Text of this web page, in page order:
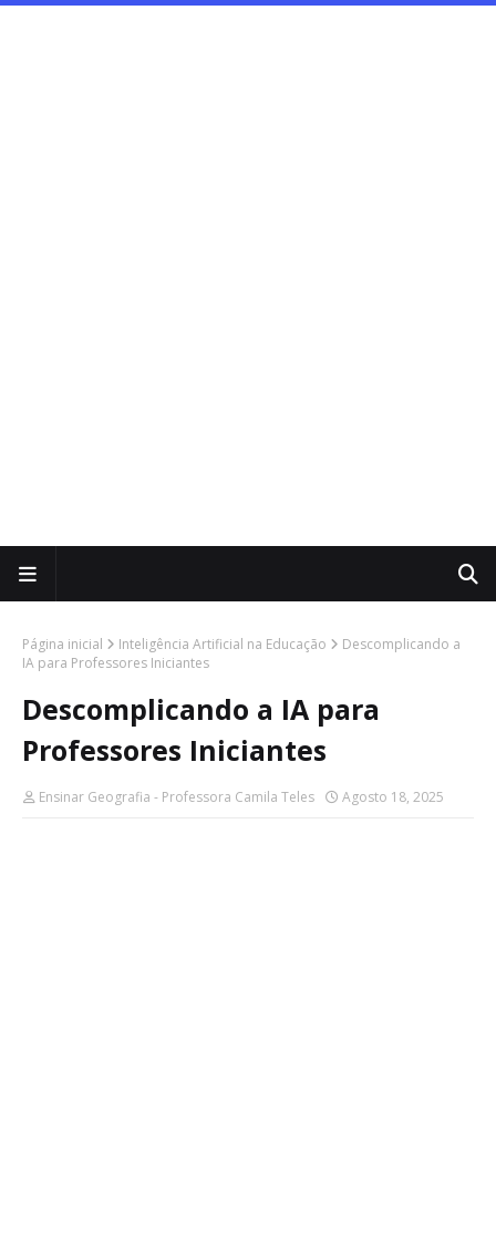
Página inicial Inteligência Artificial na Educação
Descomplicando a
IA para Professores Iniciantes
Descomplicando a IA para
Professores Iniciantes
Ensinar Geografia - Professora Camila Teles Agosto 18, 2025